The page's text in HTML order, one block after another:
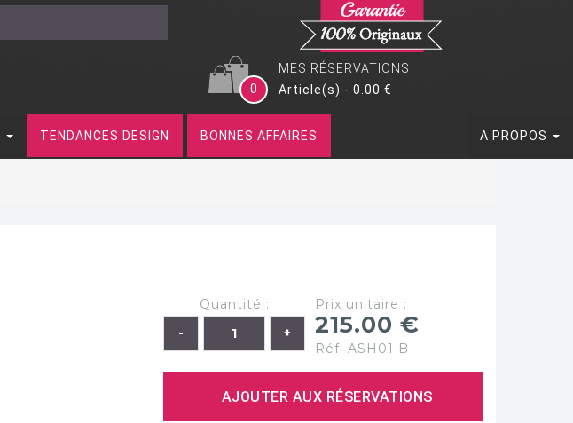
MES RÉSERVATIONS
0
Article(s) - 0.00 €
TENDANCES DESIGN BONNES AFFAIRES A PROPOS
Quantité : Prix unitaire :
215.00 €
Réf: ASH01 B
AJOUTER AUX RÉSERVATIONS